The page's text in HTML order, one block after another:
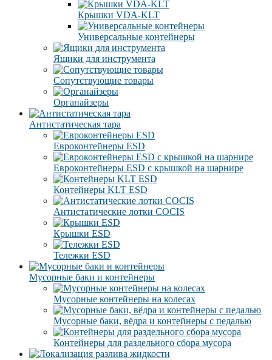
Крышки VDA-KLT
Универсальные контейнеры
Ящики для инструмента
Сопутствующие товары
Органайзеры
Антистатическая тара
Eвроконтейнеры ЕSD
Евроконтейнеры ESD с крышкой на шарнире
Контейнеры KLT ESD
Антистатические лотки COCIS
Крышки ESD
Тележки ESD
Мусорные баки и контейнеры
Мусорные контейнеры на колесах
Мусорные баки, вёдра и контейнеры с педалью
Контейнеры для раздельного сбора мусора